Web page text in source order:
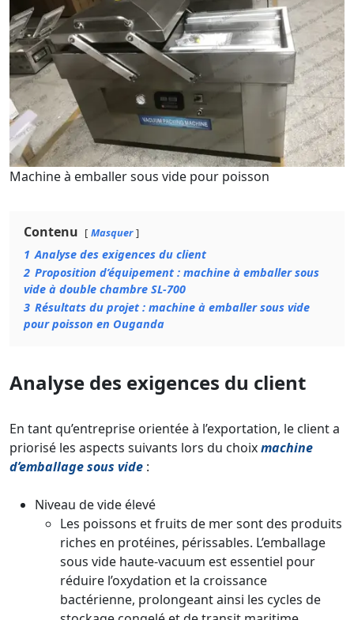
Machine à emballer sous vide pour poisson
Contenu Masquer
1 Analyse des exigences du client
2 Proposition d’équipement : machine à emballer sous
vide à double chambre SL-700
3 Résultats du projet : machine à emballer sous vide
pour poisson en Ouganda
Analyse des exigences du client
En tant qu’entreprise orientée à l’exportation, le client a
priorisé les aspects suivants lors du choixmachine
d’emballage sous vide :
Niveau de vide élevé
Les poissons et fruits de mer sont des produits
riches en protéines, périssables. L’emballage
sous vide haute-vacuum est essentiel pour
réduire l’oxydation et la croissance
bactérienne, prolongeant ainsi les cycles de